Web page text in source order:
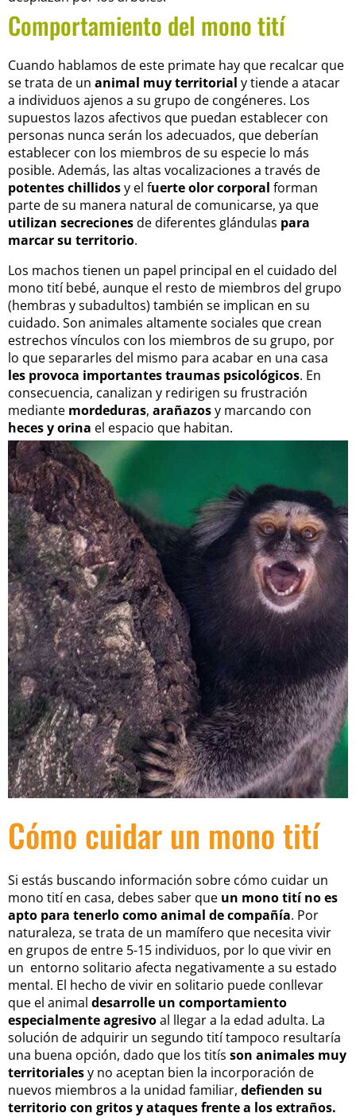
Comportamiento del mono tití
Cuando hablamos de este primate hay que recalcar que
se trata de un animal muy territorial y tiende a atacar
a individuos ajenos a su grupo de congéneres. Los
supuestos lazos afectivos que puedan establecer con
personas nunca serán los adecuados, que deberían
establecer con los miembros de su especie lo más
posible. Además, las altas vocalizaciones a través de
potentes chillidosy el fuerte olor corporal forman
parte de su manera natural de comunicarse, ya que
utilizan secrecionesde diferentes glándulas para
marcar su territorio.
Los machos tienen un papel principal en el cuidado del
mono tití bebé, aunque el resto de miembros del grupo
(hembras y subadultos) también se implican en su
cuidado. Son animales altamente sociales que crean
estrechos vínculos con los miembros de su grupo, por
lo que separarles del mismo para acabar en una casa
les provoca importantes traumas psicológicos. En
consecuencia, canalizan y redirigen su frustración
mediante mordeduras, arañazosy marcando con
heces y orina el espacio que habitan.
Cómo cuidar un mono tití
Si estás buscando información sobre cómo cuidar un
mono tití en casa, debes saber que un mono tití no es
apto para tenerlo como animal de compañía. Por
naturaleza, se trata de un mamífero que necesita vivir
en grupos de entre 5-15 individuos, por lo que vivir en
un entorno solitario afecta negativamente a su estado
mental. El hecho de vivir en solitario puede conllevar
que el animal desarrolle un comportamiento
especialmente agresivoal llegar a la edad adulta. La
solución de adquirir un segundo tití tampoco resultaría
una buena opción, dado que los titís son animales muy
territorialesy no aceptan bien la incorporación de
nuevos miembros a la unidad familiar, defienden su
territorio con gritos y ataques frente a los extraños.